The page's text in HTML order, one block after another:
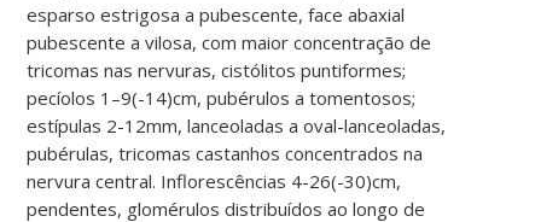
esparso estrigosa a pubescente, face abaxial
pubescente a vilosa, com maior concentração de
tricomas nas nervuras, cistólitos puntiformes;
pecíolos 1–9(-14)cm, pubérulos a tomentosos;
estípulas 2-12mm, lanceoladas a oval-lanceoladas,
pubérulas, tricomas castanhos concentrados na
nervura central. Inflorescências 4-26(-30)cm,
pendentes, glomérulos distribuídos ao longo de